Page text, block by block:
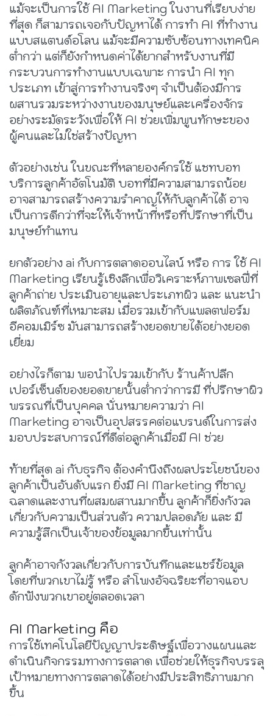
แม้จะเป็นการใช้ AI Marketing ในงานที่เรียบง่าย
ที่สุด ก็สามารถเจอกับปัญหาได้ การทำ AI ที่ทำงาน
แบบสแตนด์อโลน แม้จะมีความซับซ้อนทางเทคนิค
ต่ำกว่า แต่ก็ยังกำหนดค่าได้ยากสำหรับงานที่มี
กระบวนการทำงานแบบเฉพาะ การนำ AI ทุก
ประเภท เข้าสู่การทำงานจริงๆ จำเป็นต้องมีการ
ผสานรวมระหว่างงานของมนุษย์และเครื่องจักร
อย่างระมัดระวังเพื่อให้ AI ช่วยเพิ่มพูนทักษะของ
ผู้คนและไม่ใช่สร้างปัญหา
ตัวอย่างเช่น ในขณะที่หลายองค์กรใช้ แชทบอท
บริการลูกค้าอัตโนมัติ บอทที่มีความสามารถน้อย
อาจสามารถสร้างความรำคาญให้กับลูกค้าได้ อาจ
เป็นการดีกว่าที่จะให้เจ้าหน้าที่หรือที่ปรึกษาที่เป็น
มนุษย์ทำแทน
ยกตัวอย่าง ai กับการตลาดออนไลน์ หรือ การ ใช้ AI
Marketing เรียนรู้เชิงลึกเพื่อวิเคราะห์ภาพเซลฟี่ที่
ลูกค้าถ่าย ประเมินอายุและประเภทผิว และ แนะนำ
ผลิตภัณฑ์ที่เหมาะสม เมื่อรวมเข้ากับแพลตฟอร์ม
อีคอมเมิร์ซ มันสามารถสร้างยอดขายได้อย่างยอด
เยี่ยม
อย่างไรก็ตาม พอนำไปรวมเข้ากับ ร้านค้าปลีก
เปอร์เซ็นต์ของยอดขายนั้นต่ำกว่าการมี ที่ปรึกษาผิว
พรรณที่เป็นบุคคล นั่นหมายความว่า AI
Marketing อาจเป็นอุปสรรคต่อแบรนด์ในการส่ง
มอบประสบการณ์ที่ดีต่อลูกค้าเมื่อมี AI ช่วย
ท้ายที่สุด ai กับธุรกิจ ต้องคำนึงถึงผลประโยชน์ของ
ลูกค้าเป็นอันดับแรก ยิ่งมี AI Marketing ที่ชาญ
ฉลาดและงานที่ผสมผสานมากขึ้น ลูกค้าก็ยิ่งกังวล
เกี่ยวกับความเป็นส่วนตัว ความปลอดภัย และ มี
ความรู้สึกเป็นเจ้าของข้อมูลมากขึ้นเท่านั้น
ลูกค้าอาจกังวลเกี่ยวกับการบันทึกและแชร์ข้อมูล
โดยที่พวกเขาไม่รู้ หรือ ลำโพงอัจฉริยะที่อาจแอบ
ดักฟังพวกเขาอยู่ตลอดเวลา
AI Marketing คือ
การใช้เทคโนโลยีปัญญาประดิษฐ์เพื่อวางแผนและ
ดำเนินกิจกรรมทางการตลาด เพื่อช่วยให้ธุรกิจบรรลุ
เป้าหมายทางการตลาดได้อย่างมีประสิทธิภาพมาก
ขึ้น